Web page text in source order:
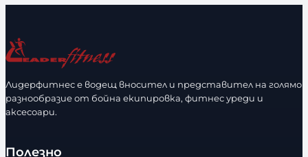
л
ч
е
т
в
Лидерфитнес е водещ вносител и представител на голямо
разнообразие от бойна екипировка, фитнес уреди и
аксесоари.
Полезно